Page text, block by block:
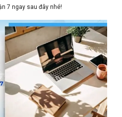
7 ngay sau đây nhé!